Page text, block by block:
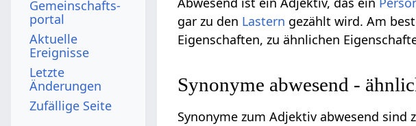
gar zu den Lastern gezählt wird. Am
Eigenschaften, zu ähnlichen
Synonyme abwesend -
Synonyme zum Adjektiv abwesend sind
Gemeinschafts­
portal
Aktuelle
Ereignisse
Letzte
Änderungen
Zufällige Seite